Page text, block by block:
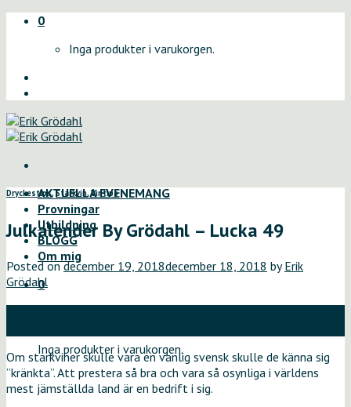
Skip
0
Inga produkter i varukorgen.
AKTUELLA EVENEMANG
Provningar
Utbildning
BLOGG
Om mig
0
Inga produkter i varukorgen.
Dryckestips,Starkvin,Vintips
Julkalender By Grödahl – Lucka 49
Posted ondecember 19, 2018december 18, 2018 byErik
Grödahl
Om starkviner skulle vara en vanlig svensk skulle de känna sig
”kränkta”. Att prestera så bra och vara så osynliga i världens
mest jämställda land är en bedrift i sig.